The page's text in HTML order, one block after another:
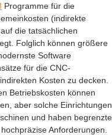
Programme für die
(indirekte
die tatsächlichen
Folglich können größere
Software
für die CNC-
Kosten zu decken.
Betriebskosten können
aber solche Einrichtungen
und haben begrenzte
Anforderungen.